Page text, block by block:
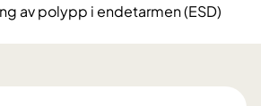
av polypp i endetarmen (ESD)